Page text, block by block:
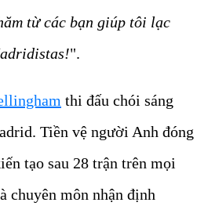
từ các bạn giúp tôi lạc
".
thi đấu chói sáng
Tiền vệ người Anh đóng
tạo sau 28 trận trên mọi
chuyên môn nhận định